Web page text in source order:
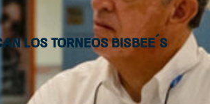
los torneos Bisbee´s